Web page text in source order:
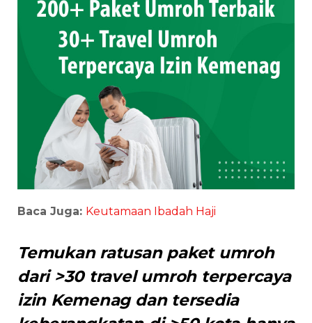
Baca Juga: Keutamaan Ibadah Haji
Temukan ratusan paket umroh
dari >30 travel umroh terpercaya
izin Kemenag dan tersedia